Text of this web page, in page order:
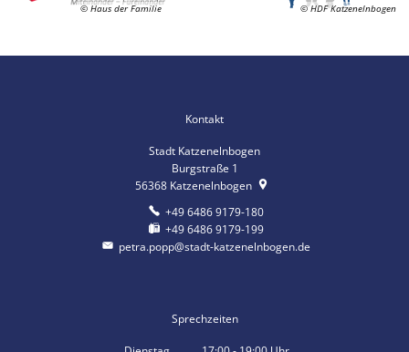
© Haus der Familie © HDF Katzenelnbogen
Kontakt
Stadt Katzenelnbogen
Burgstraße 1
56368 Katzenelnbogen
+49 6486 9179-180
+49 6486 9179-199
petra.popp@stadt-katzenelnbogen.de
Sprechzeiten